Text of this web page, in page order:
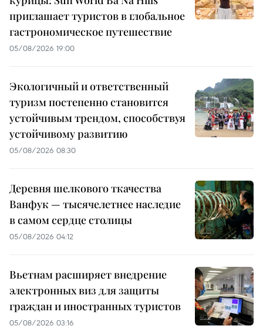
приглашает туристов в глобальное
гастрономическое путешествие
05/08/2026 19:00
Экологичный и ответственный
туризм постепенно становится
устойчивым трендом, способствуя
устойчивому развитию
05/08/2026 08:30
Деревня шелкового ткачества
Ванфук — тысячелетнее наследие
в самом сердце столицы
05/08/2026 04:12
Вьетнам расширяет внедрение
электронных виз для защиты
граждан и иностранных туристов
05/08/2026 03:16